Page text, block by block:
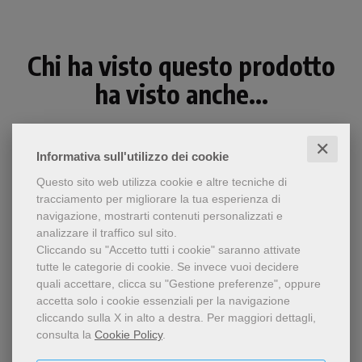
Informativa sull'utilizzo dei cookie ✕
Questo sito web utilizza cookie e altre tecniche di
tracciamento per migliorare la tua esperienza di
navigazione, mostrarti contenuti personalizzati e
analizzare il traffico sul sito.
Cliccando su "Accetto tutti i cookie" saranno attivate
tutte le categorie di cookie. Se invece vuoi decidere
quali accettare, clicca su "Gestione preferenze", oppure
accetta solo i cookie essenziali per la navigazione
cliccando sulla X in alto a destra. Per maggiori dettagli,
consulta la Cookie Policy.
Chi ha visto questo prodotto
ha visto anche...
epub
Un intenso libro su Gesù, sul
Gesù-uomo mandato da